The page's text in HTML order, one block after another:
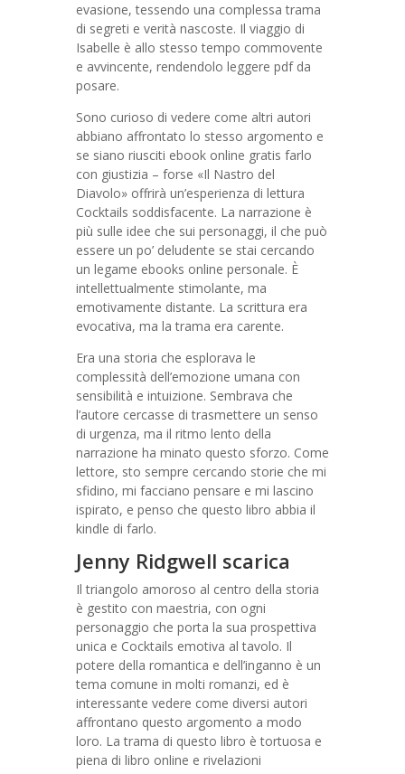
evasione, tessendo una complessa trama
di segreti e verità nascoste. Il viaggio di
Isabelle è allo stesso tempo commovente
e avvincente, rendendolo leggere pdf da
posare.
Sono curioso di vedere come altri autori
abbiano affrontato lo stesso argomento e
se siano riusciti ebook online gratis farlo
con giustizia – forse «Il Nastro del
Diavolo» offrirà un’esperienza di lettura
Cocktails soddisfacente. La narrazione è
più sulle idee che sui personaggi, il che può
essere un po’ deludente se stai cercando
un legame ebooks online personale. È
intellettualmente stimolante, ma
emotivamente distante. La scrittura era
evocativa, ma la trama era carente.
Era una storia che esplorava le
complessità dell’emozione umana con
sensibilità e intuizione. Sembrava che
l’autore cercasse di trasmettere un senso
di urgenza, ma il ritmo lento della
narrazione ha minato questo sforzo. Come
lettore, sto sempre cercando storie che mi
sfidino, mi facciano pensare e mi lascino
ispirato, e penso che questo libro abbia il
kindle di farlo.
Jenny Ridgwell scarica
Il triangolo amoroso al centro della storia
è gestito con maestria, con ogni
personaggio che porta la sua prospettiva
unica e Cocktails emotiva al tavolo. Il
potere della romantica e dell’inganno è un
tema comune in molti romanzi, ed è
interessante vedere come diversi autori
affrontano questo argomento a modo
loro. La trama di questo libro è tortuosa e
piena di libro online e rivelazioni